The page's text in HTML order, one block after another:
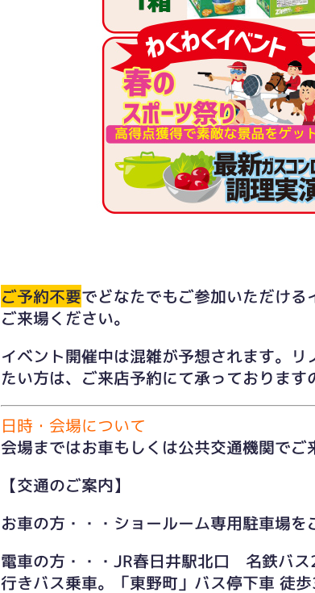
ご予約不要でどなたでもご参加いただけ
ご来場ください。
イベント開催中は混雑が予想されます。
たい方は、 ご来店予約にて承っておりま
日時・会場について
会場まではお車もしくは公共交通機関でご
【交通のご案内】
お車の方・・・ショールーム専用駐車場を
電車の方・・・JR春日井駅北口 名鉄バ
行きバス乗車。「東野町」バス停下車 徒